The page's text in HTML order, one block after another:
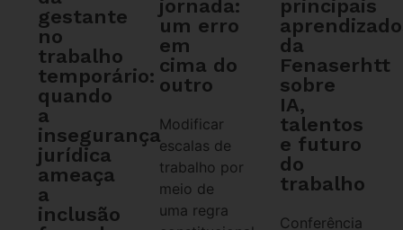
gestante
no
trabalho
temporário:
quando
a
insegurança
jurídica
ameaça
a
inclusão
jornada:
um erro
em
cima do
outro
Modificar
escalas de
trabalho por
meio de
uma regra
principais
da
Fenaserhtt
sobre
IA,
talentos
e futuro
do
trabalho
Conferência